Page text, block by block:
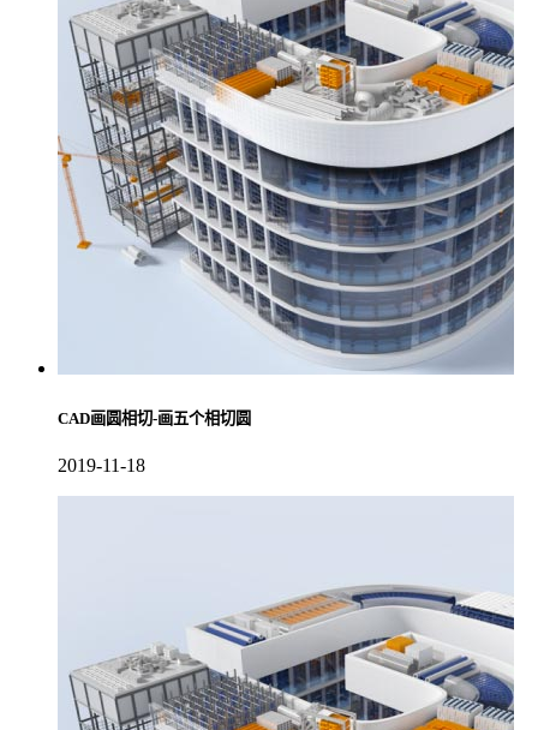
CAD画圆相切-画五个相切圆
2019-11-18